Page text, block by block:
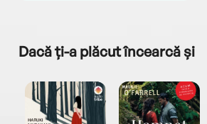
Dacă ți-a plăcut încearcă și